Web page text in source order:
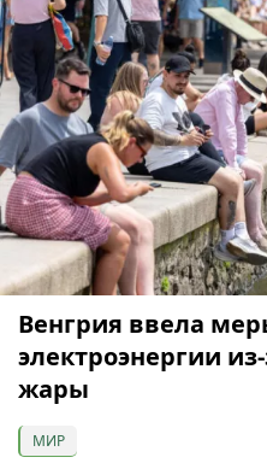
Венгрия ввела
электроэнергии
жары
МИР